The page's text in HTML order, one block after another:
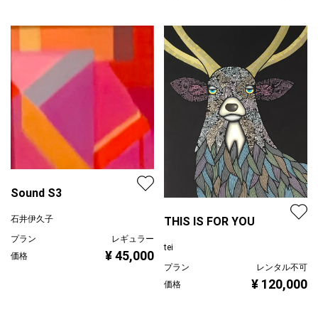
Sound S3
石井伊久子
プラン
レギュラー
価格
¥ 45,000
THIS IS FOR YOU
tei
プラン
レンタル不可
価格
¥ 120,000